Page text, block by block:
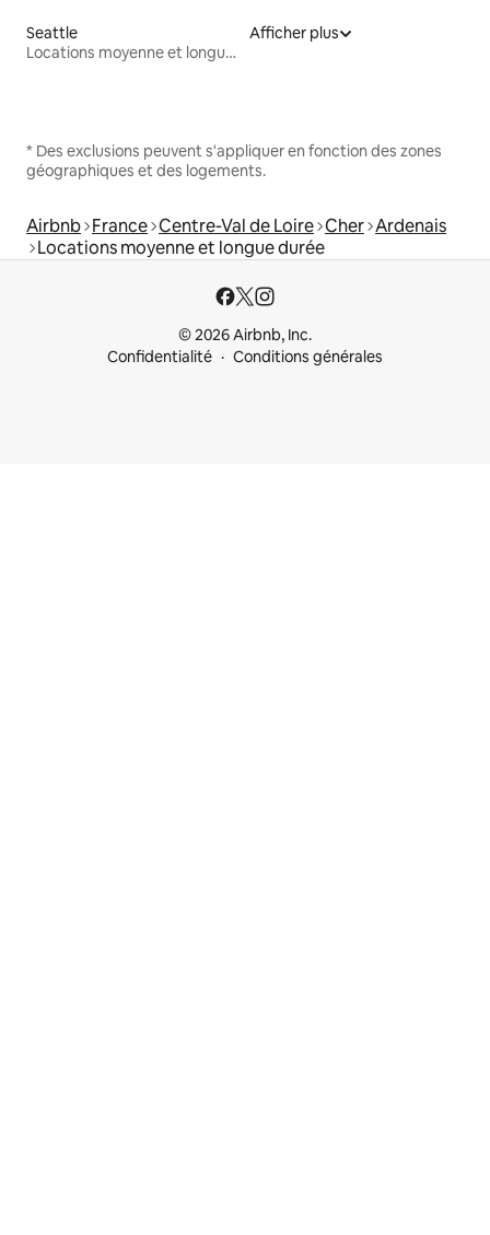
Seattle
Locations moyenne et longue durée
Afficher plus
* Des exclusions peuvent s'appliquer en fonction des zones
géographiques et des logements.
Airbnb France Centre-Val de Loire Cher Ardenais
Locations moyenne et longue durée
© 2026 Airbnb, Inc.
Confidentialité
Conditions générales